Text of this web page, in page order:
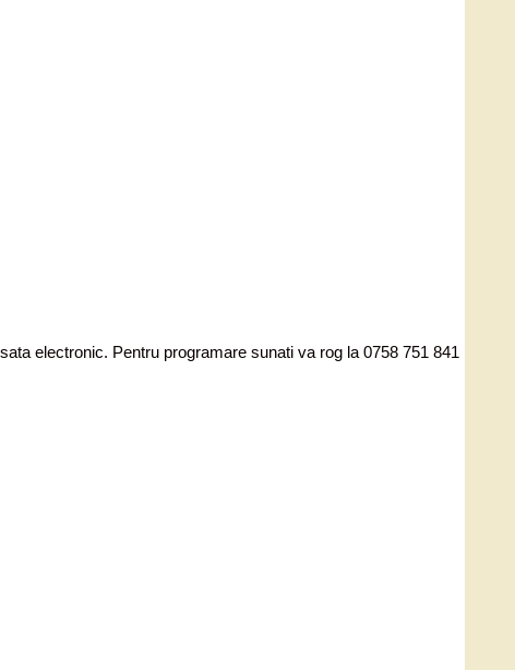
electronic. Pentru programare sunati va rog la 0758 751 841